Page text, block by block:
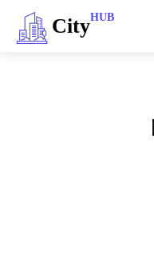
CityHUB